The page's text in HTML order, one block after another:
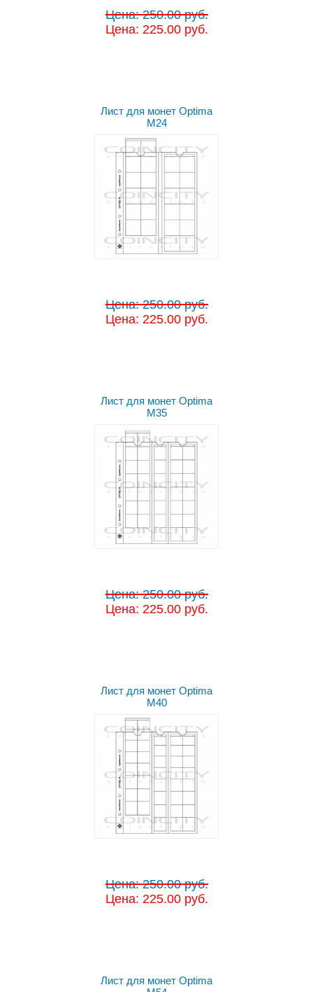
Цена: 250.00 руб.
Цена: 225.00 руб.
Лист для монет Optima
M24
Цена: 250.00 руб.
Цена: 225.00 руб.
Лист для монет Optima
M35
Цена: 250.00 руб.
Цена: 225.00 руб.
Лист для монет Optima
M40
Цена: 250.00 руб.
Цена: 225.00 руб.
Лист для монет Optima